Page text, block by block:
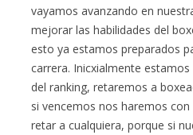
vayamos avanzando en
mejorar las habilidades del
esto ya estamos preparados
carrera. Inicxialmente
del ranking, retaremos a
si vencemos nos haremos
retar a cualquiera, porque si